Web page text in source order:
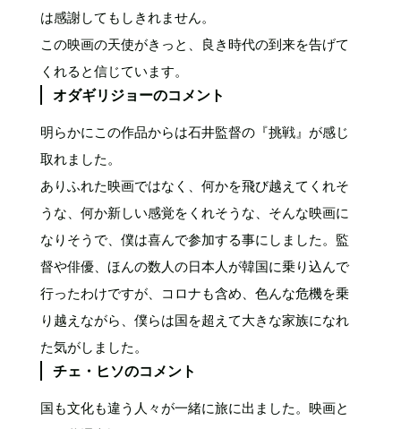
は感謝してもしきれません。
この映画の天使がきっと、良き時代の到来を告げて
くれると信じています。
オダギリジョーのコメント
明らかにこの作品からは石井監督の『挑戦』が感じ
取れました。
ありふれた映画ではなく、何かを飛び越えてくれそ
うな、何か新しい感覚をくれそうな、そんな映画に
なりそうで、僕は喜んで参加する事にしました。監
督や俳優、ほんの数人の日本人が韓国に乗り込んで
行ったわけですが、コロナも含め、色んな危機を乗
り越えながら、僕らは国を超えて大きな家族になれ
た気がしました。
チェ・ヒソのコメント
国も文化も違う人々が一緒に旅に出ました。映画と